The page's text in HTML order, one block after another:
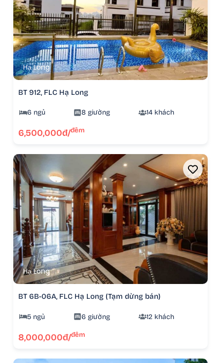
Hạ Long
BT 912, FLC Hạ Long
6 ngủ 8 giường 14 khách
6,500,000đ/đêm
Hạ Long
BT 6B-06A, FLC Hạ Long (Tạm dừng bán)
5 ngủ 6 giường 12 khách
8,000,000đ/đêm